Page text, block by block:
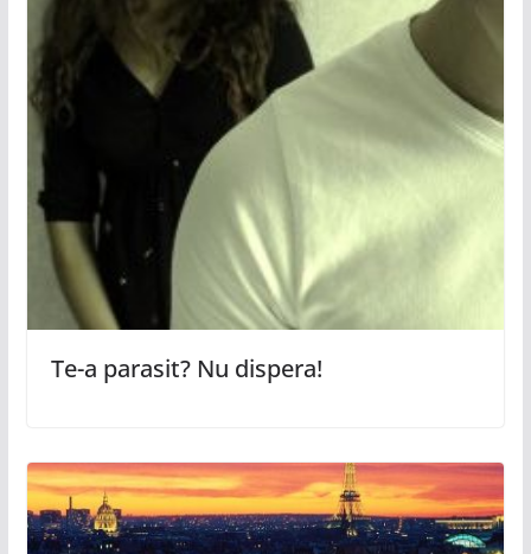
Te-a parasit? Nu dispera!